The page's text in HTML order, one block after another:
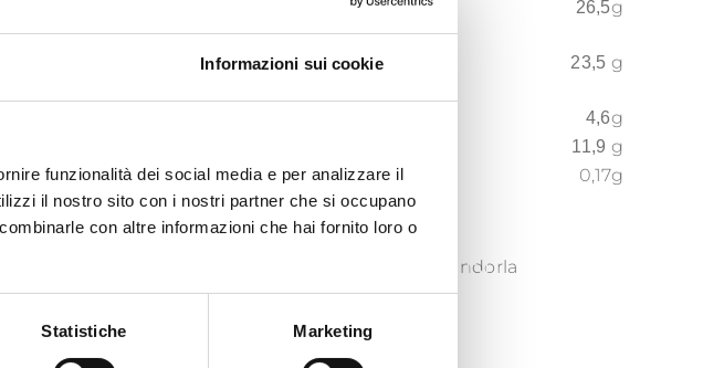
Informazioni sui cookie
funzionalità dei social media e per analizzare il
il nostro sito con i nostri partner che si occupano
con altre informazioni che hai fornito loro o
Statistiche Marketing
26,5g
cui zuccheri / of which sugars /
23,5 g
4,6g
11,9 g
/ Salt / Sel
0,17g
PASTE DI MANDORLA